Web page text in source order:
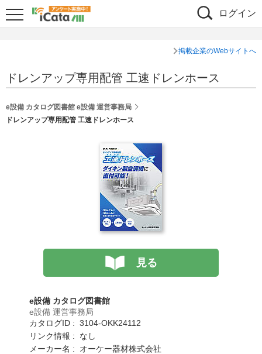
ログイン
掲載企業のWebサイトへ
ドレンアップ専用配管 工速ドレンホース
e設備 カタログ図書館 e設備 運営事務局
ドレンアップ専用配管 工速ドレンホース
見る
e設備 カタログ図書館
e設備 運営事務局
カタログID : 3104-OKK24112
リンク情報 : なし
メーカー名 : オーケー器材株式会社